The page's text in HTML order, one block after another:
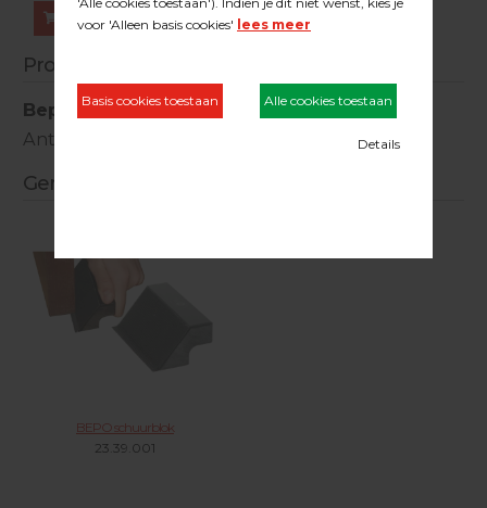
Bestellen
Productinformatie
Bepo anti splinterstrip
Anti splinterstrip voor de UFS115
Gerelateerde producten
BEPO schuurblok
23.39.001